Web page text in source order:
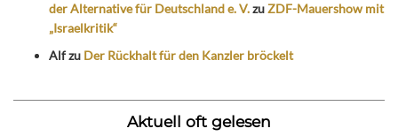
der Alternative für Deutschland e. V.zuZDF-Mauershow mit
„Israelkritik“
Alfzu Der Rückhalt für den Kanzler bröckelt
Aktuell oft gelesen